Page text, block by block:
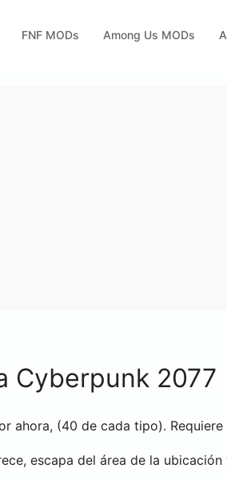
FNF MODs Among Us MODs
Cyberpunk 2077
ahora, (40 de cada tipo).
escapa del área de la